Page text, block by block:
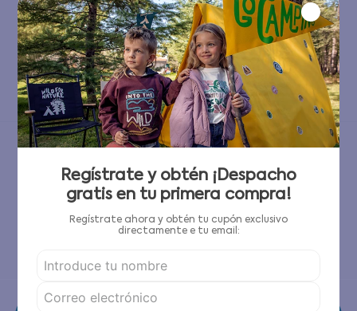
1
Has visto todos los2productos
2PRODUCTOS
Has visto todos los2productos
Regístrate y obtén ¡Despacho
gratis en tu primera compra!
Regístrate ahora y obtén tu cupón exclusivo
directamente e tu email: